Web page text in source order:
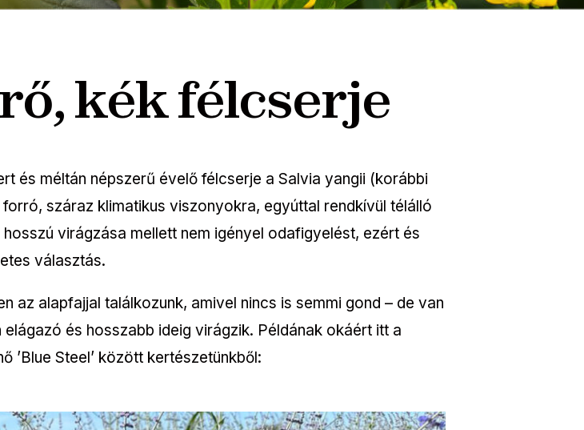
kék félcserje
és méltán népszerű évelő félcserje a Salvia yangii (korábbi
száraz klimatikus viszonyokra, egyúttal rendkívül télálló
virágzása mellett nem igényel odafigyelést, ezért és
választás.
az alapfajjal találkozunk, amivel nincs is semmi gond – de van
és hosszabb ideig virágzik. Példának okáért itt a
’Blue Steel’ között kertészetünkből: